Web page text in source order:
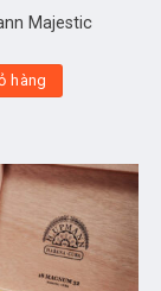
Majestic
hàng